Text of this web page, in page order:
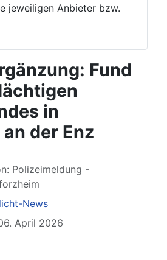
jeweiligen Anbieter bzw.
Fund
in
der Enz
Polizeimeldung -
News
April 2026